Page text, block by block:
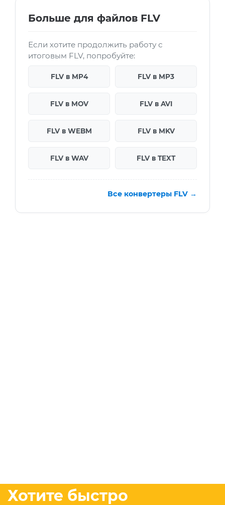
Больше для файлов FLV
Если хотите продолжить работу с
итоговым FLV, попробуйте:
FLV в MP4 FLV в MP3
FLV в MOV FLV в AVI
FLV в WEBM FLV в MKV
FLV в WAV FLV в TEXT
Все конвертеры FLV →
Хотите быстро